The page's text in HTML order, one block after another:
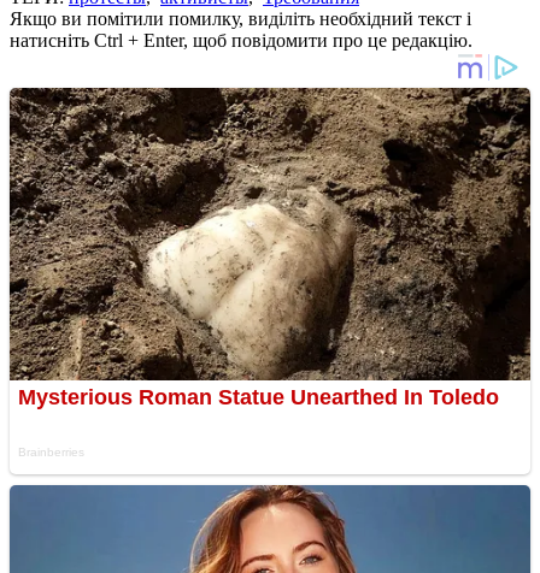
Якщо ви помітили помилку, виділіть необхідний текст і
натисніть Ctrl + Enter, щоб повідомити про це редакцію.